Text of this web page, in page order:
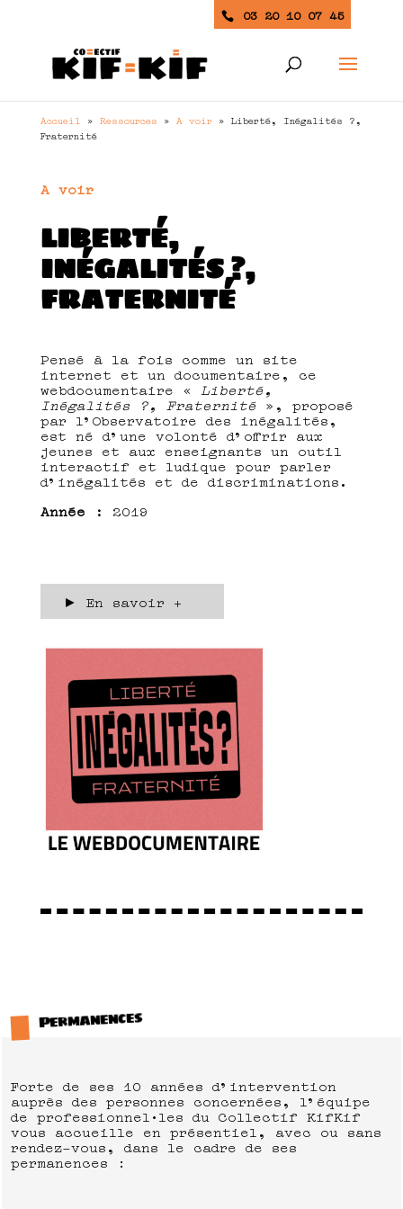
03 20 10 07 45
Accueil » Ressources » A voir» Liberté, Inégalités ?,
Fraternité
A voir
LIBERTÉ,
INÉGALITÉS ?,
FRATERNITÉ
Pensé à la fois comme un site
internet et un documentaire, ce
webdocumentaire «
Liberté,
Inégalités ?, Fraternité», proposé
par l’Observatoire des inégalités,
est né d’une volonté d’offrir aux
jeunes et aux enseignants un outil
interactif et ludique pour parler
d’inégalités et de discriminations.
Année :
2019
► En savoir +
Permanences
Forte de ses 10 années d’intervention
auprès des personnes concernées, l’équipe
de professionnel·les du Collectif KifKif
vous accueille en présentiel, avec ou sans
rendez-vous, dans le cadre de ses
permanences :